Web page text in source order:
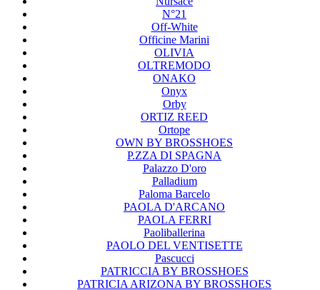
N°21
Off-White
Officine Marini
OLIVIA
OLTREMODO
ONAKO
Onyx
Orby
ORTIZ REED
Ortope
OWN BY BROSSHOES
P.ZZA DI SPAGNA
Palazzo D'oro
Palladium
Paloma Barcelo
PAOLA D'ARCANO
PAOLA FERRI
Paoliballerina
PAOLO DEL VENTISETTE
Pascucci
PATRICCIA BY BROSSHOES
PATRICIA ARIZONA BY BROSSHOES